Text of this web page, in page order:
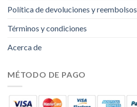
Política de devoluciones y reembolsos
Términos y condiciones
Acerca de
MÉTODO DE PAGO